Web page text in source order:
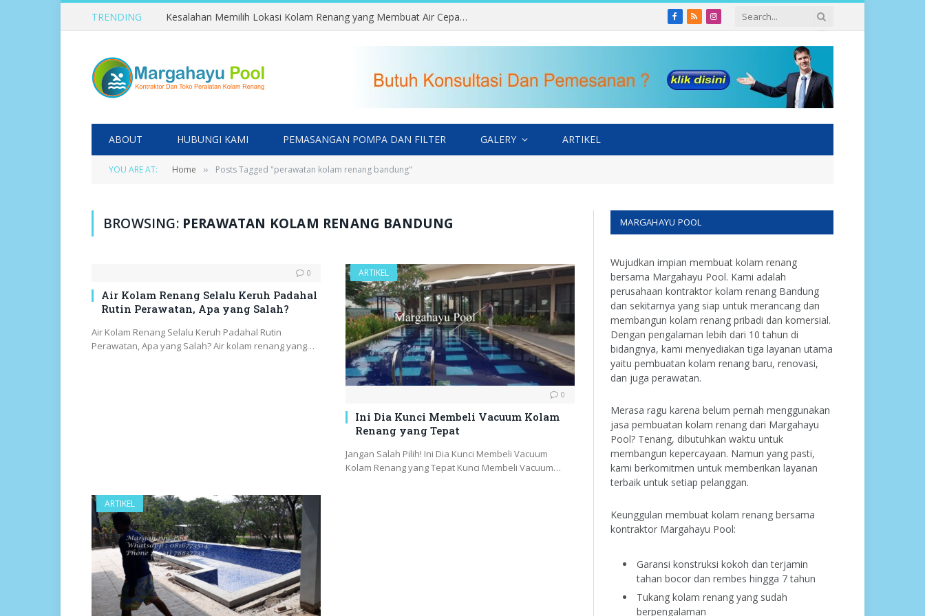
TRENDING Kesalahan Memilih Lokasi Kolam Renang yang Membuat Air Cepat Kotor Facebook
RSSInstagram
ABOUT HUBUNGI KAMI PEMASANGAN POMPA DAN FILTER GALERY ARTIKEL
YOU ARE AT: Home » Posts Tagged "perawatan kolam renang bandung"
BROWSING: PERAWATAN KOLAM RENANG BANDUNG
0
Air Kolam Renang Selalu Keruh Padahal
Rutin Perawatan, Apa yang Salah?
Air Kolam Renang Selalu Keruh Padahal Rutin
Perawatan, Apa yang Salah? Air kolam renang yang…
ARTIKEL
0
Ini Dia Kunci Membeli Vacuum Kolam
Renang yang Tepat
Jangan Salah Pilih! Ini Dia Kunci Membeli Vacuum
Kolam Renang yang Tepat Kunci Membeli Vacuum…
ARTIKEL
MARGAHAYU POOL
Wujudkan impian membuat kolam renang
bersama Margahayu Pool. Kami adalah
perusahaan kontraktor kolam renang Bandung
dan sekitarnya yang siap untuk merancang dan
membangun kolam renang pribadi dan komersial.
Dengan pengalaman lebih dari 10 tahun di
bidangnya, kami menyediakan tiga layanan utama
yaitu pembuatan kolam renang baru, renovasi,
dan juga perawatan.
Merasa ragu karena belum pernah menggunakan
jasa pembuatan kolam renang dari Margahayu
Pool? Tenang, dibutuhkan waktu untuk
membangun kepercayaan. Namun yang pasti,
kami berkomitmen untuk memberikan layanan
terbaik untuk setiap pelanggan.
Keunggulan membuat kolam renang bersama
kontraktor Margahayu Pool:
Garansi konstruksi kokoh dan terjamin
tahan bocor dan rembes hingga 7 tahun
Tukang kolam renang yang sudah
berpengalaman